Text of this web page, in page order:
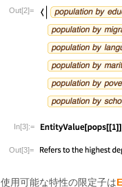
Out[2]=
In[3]:=
Out[3]=
使用可能な特性の限定子は